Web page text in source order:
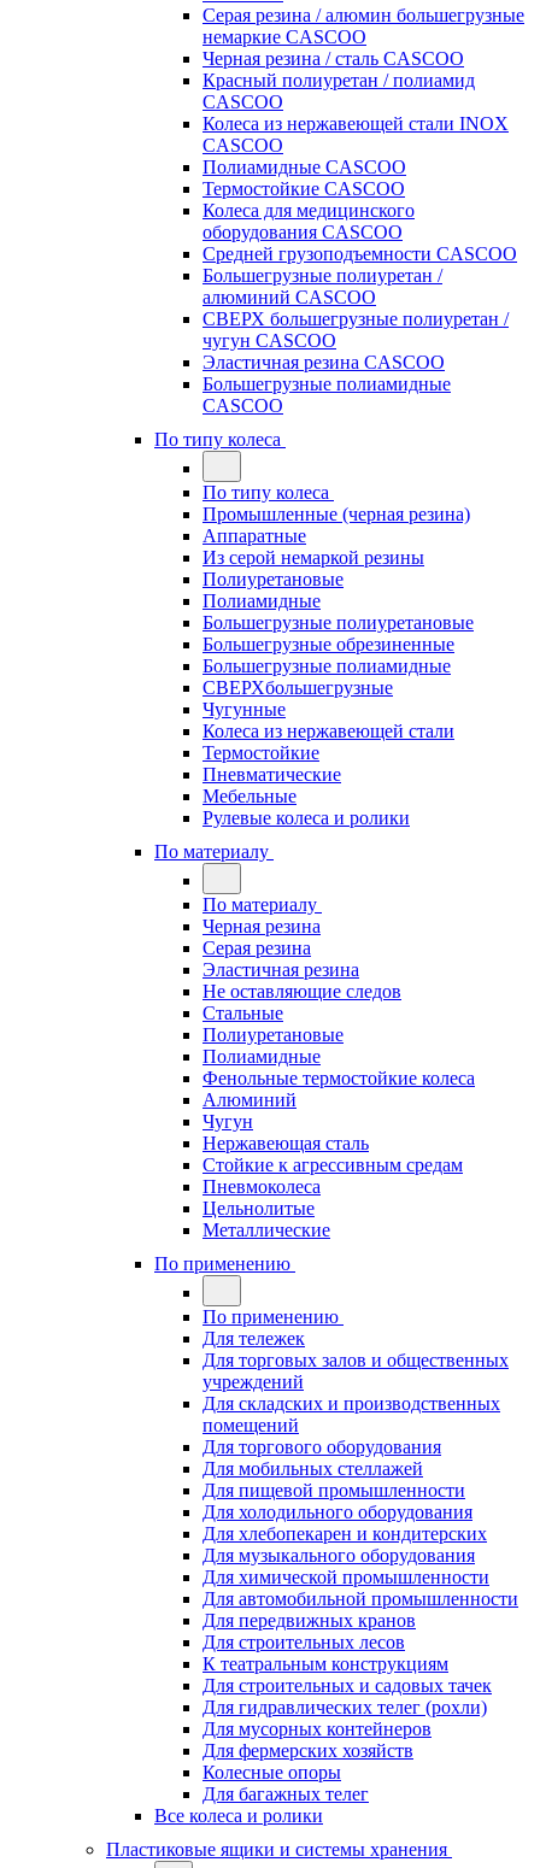
Серая резина / алюмин большегрузные
немаркие CASCOO
Черная резина / сталь CASCOO
Красный полиуретан / полиамид
CASCOO
Колеса из нержавеющей стали INOX
CASCOO
Полиамидные CASCOO
Термостойкие CASCOO
Колеса для медицинского
оборудования CASCOO
Средней грузоподъемности CASCOO
Большегрузные полиуретан /
алюминий CASCOO
СВЕРХ большегрузные полиуретан /
чугун CASCOO
Эластичная резина CASCOO
Большегрузные полиамидные
CASCOO
По типу колеса
По типу колеса
Промышленные (черная резина)
Аппаратные
Из серой немаркой резины
Полиуретановые
Полиамидные
Большегрузные полиуретановые
Большегрузные обрезиненные
Большегрузные полиамидные
СВЕРХбольшегрузные
Чугунные
Колеса из нержавеющей стали
Термостойкие
Пневматические
Мебельные
Рулевые колеса и ролики
По материалу
По материалу
Черная резина
Серая резина
Эластичная резина
Не оставляющие следов
Стальные
Полиуретановые
Полиамидные
Фенольные термостойкие колеса
Алюминий
Чугун
Нержавеющая сталь
Стойкие к агрессивным средам
Пневмоколеса
Цельнолитые
Металлические
По применению
По применению
Для тележек
Для торговых залов и общественных
учреждений
Для складских и производственных
помещений
Для торгового оборудования
Для мобильных стеллажей
Для пищевой промышленности
Для холодильного оборудования
Для хлебопекарен и кондитерских
Для музыкального оборудования
Для химической промышленности
Для автомобильной промышленности
Для передвижных кранов
Для строительных лесов
К театральным конструкциям
Для строительных и садовых тачек
Для гидравлических телег (рохли)
Для мусорных контейнеров
Для фермерских хозяйств
Колесные опоры
Для багажных телег
Все колеса и ролики
Пластиковые ящики и системы хранения